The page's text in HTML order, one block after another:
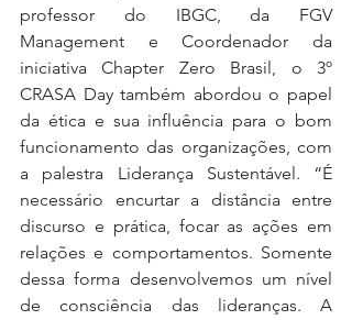
professor do IBGC, da FGV
Management e Coordenador da
iniciativa Chapter Zero Brasil, o 3º
CRASA Day também abordou o papel
da ética e sua influência para o bom
funcionamento das organizações, com
a palestra Liderança Sustentável. “É
necessário encurtar a distância entre
discurso e prática, focar as ações em
relações e comportamentos. Somente
dessa forma desenvolvemos um nível
de consciência das lideranças. A